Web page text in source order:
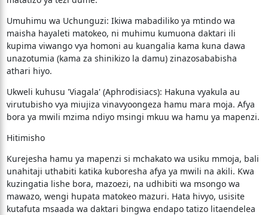
​Umuhimu wa Uchunguzi: Ikiwa mabadiliko ya mtindo wa
maisha hayaleti matokeo, ni muhimu kumuona daktari ili
kupima viwango vya homoni au kuangalia kama kuna dawa
unazotumia (kama za shinikizo la damu) zinazosababisha
athari hiyo.
​Ukweli kuhusu 'Viagala' (Aphrodisiacs): Hakuna vyakula au
virutubisho vya miujiza vinavyoongeza hamu mara moja. Afya
bora ya mwili mzima ndiyo msingi mkuu wa hamu ya mapenzi.
​Hitimisho
​Kurejesha hamu ya mapenzi si mchakato wa usiku mmoja, bali
unahitaji uthabiti katika kuboresha afya ya mwili na akili. Kwa
kuzingatia lishe bora, mazoezi, na udhibiti wa msongo wa
mawazo, wengi hupata matokeo mazuri. Hata hivyo, usisite
kutafuta msaada wa daktari bingwa endapo tatizo litaendelea